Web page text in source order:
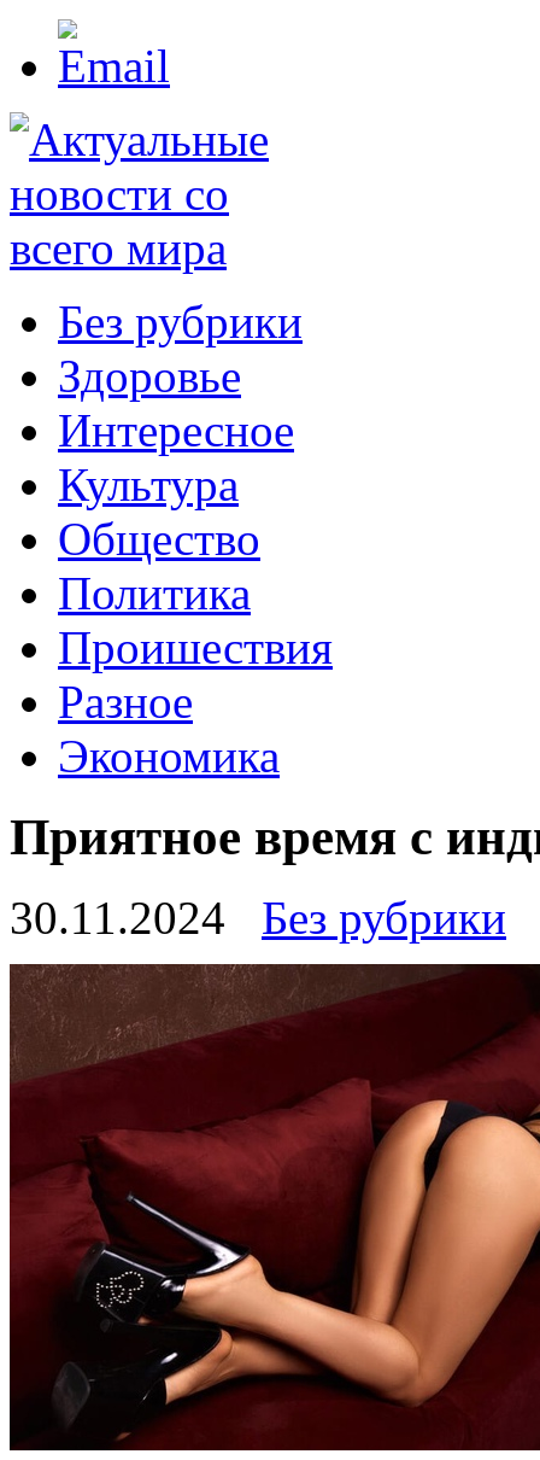
Без рубрики
Здоровье
Интересное
Культура
Общество
Политика
Проишествия
Разное
Экономика
Приятное время с
30.11.2024 Без рубрики